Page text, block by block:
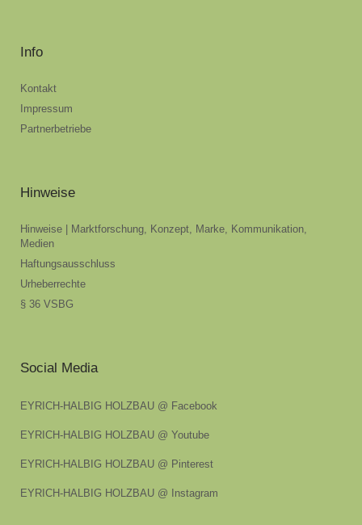
Info
Kontakt
Impressum
Partnerbetriebe
Hinweise
Hinweise | Marktforschung, Konzept, Marke, Kommunikation,
Medien
Haftungsausschluss
Urheberrechte
§ 36 VSBG
Social Media
EYRICH-HALBIG HOLZBAU @ Facebook
EYRICH-HALBIG HOLZBAU @ Youtube
EYRICH-HALBIG HOLZBAU @ Pinterest
EYRICH-HALBIG HOLZBAU @ Instagram